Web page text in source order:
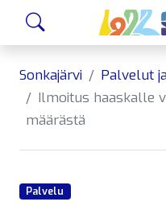
Siirry sivusisältöön
Sonkajärvi Palvelut
Ilmoitus haaskalle
määrästä
Palvelu